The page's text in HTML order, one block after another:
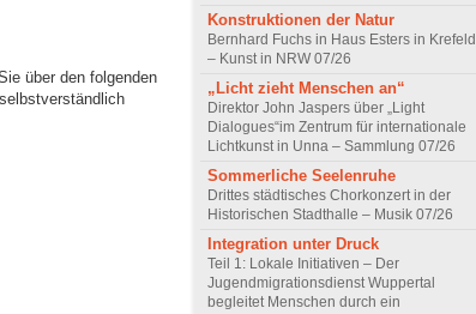
über den folgenden
Konstruktionen der Natur
Bernhard Fuchs in Haus Esters in Krefeld
– Kunst in NRW 07/26
„Licht zieht Menschen an“
Direktor John Jaspers über „Light
Dialogues“im Zentrum für internationale
Lichtkunst in Unna – Sammlung 07/26
Sommerliche Seelenruhe
Drittes städtisches Chorkonzert in der
Historischen Stadthalle – Musik 07/26
Integration unter Druck
Teil 1: Lokale Initiativen – Der
Jugendmigrationsdienst Wuppertal
begleitet Menschen durch ein